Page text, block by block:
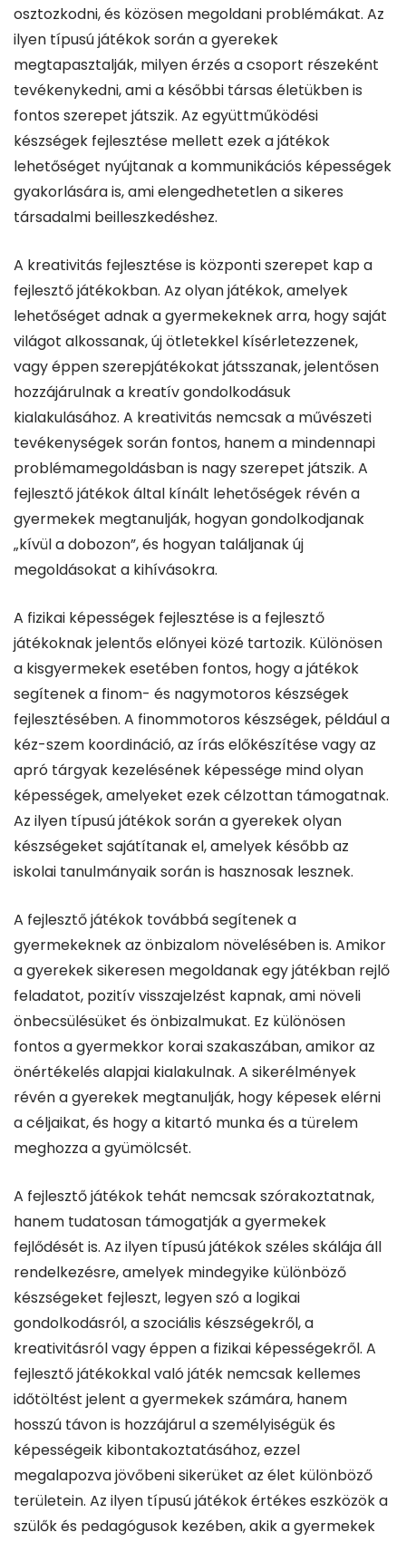
osztozkodni, és közösen megoldani problémákat. Az
ilyen típusú játékok során a gyerekek
megtapasztalják, milyen érzés a csoport részeként
tevékenykedni, ami a későbbi társas életükben is
fontos szerepet játszik. Az együttműködési
készségek fejlesztése mellett ezek a játékok
lehetőséget nyújtanak a kommunikációs képességek
gyakorlására is, ami elengedhetetlen a sikeres
társadalmi beilleszkedéshez.
A kreativitás fejlesztése is központi szerepet kap a
fejlesztő játékokban. Az olyan játékok, amelyek
lehetőséget adnak a gyermekeknek arra, hogy saját
világot alkossanak, új ötletekkel kísérletezzenek,
vagy éppen szerepjátékokat játsszanak, jelentősen
hozzájárulnak a kreatív gondolkodásuk
kialakulásához. A kreativitás nemcsak a művészeti
tevékenységek során fontos, hanem a mindennapi
problémamegoldásban is nagy szerepet játszik. A
fejlesztő játékok által kínált lehetőségek révén a
gyermekek megtanulják, hogyan gondolkodjanak
„kívül a dobozon”, és hogyan találjanak új
megoldásokat a kihívásokra.
A fizikai képességek fejlesztése is a fejlesztő
játékoknak jelentős előnyei közé tartozik. Különösen
a kisgyermekek esetében fontos, hogy a játékok
segítenek a finom- és nagymotoros készségek
fejlesztésében. A finommotoros készségek, például a
kéz-szem koordináció, az írás előkészítése vagy az
apró tárgyak kezelésének képessége mind olyan
képességek, amelyeket ezek célzottan támogatnak.
Az ilyen típusú játékok során a gyerekek olyan
készségeket sajátítanak el, amelyek később az
iskolai tanulmányaik során is hasznosak lesznek.
A fejlesztő játékok továbbá segítenek a
gyermekeknek az önbizalom növelésében is. Amikor
a gyerekek sikeresen megoldanak egy játékban rejlő
feladatot, pozitív visszajelzést kapnak, ami növeli
önbecsülésüket és önbizalmukat. Ez különösen
fontos a gyermekkor korai szakaszában, amikor az
önértékelés alapjai kialakulnak. A sikerélmények
révén a gyerekek megtanulják, hogy képesek elérni
a céljaikat, és hogy a kitartó munka és a türelem
meghozza a gyümölcsét.
A fejlesztő játékok tehát nemcsak szórakoztatnak,
hanem tudatosan támogatják a gyermekek
fejlődését is. Az ilyen típusú játékok széles skálája áll
rendelkezésre, amelyek mindegyike különböző
készségeket fejleszt, legyen szó a logikai
gondolkodásról, a szociális készségekről, a
kreativitásról vagy éppen a fizikai képességekről. A
fejlesztő játékokkal való játék nemcsak kellemes
időtöltést jelent a gyermekek számára, hanem
hosszú távon is hozzájárul a személyiségük és
képességeik kibontakoztatásához, ezzel
megalapozva jövőbeni sikerüket az élet különböző
területein. Az ilyen típusú játékok értékes eszközök a
szülők és pedagógusok kezében, akik a gyermekek